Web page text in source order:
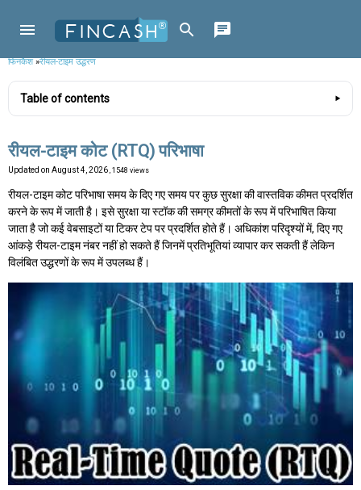
फिनकैश»रीयल-टाइम उद्धरण
Table of contents
रीयल-टाइम कोट (RTQ) परिभाषा
Updated on August 4, 2026 , 1548 views
रीयल-टाइम कोट परिभाषा समय के दिए गए समय पर कुछ सुरक्षा की वास्तविक कीमत प्रदर्शित
करने के रूप में जाती है। इसे सुरक्षा या स्टॉक की समग्र कीमतों के रूप में परिभाषित किया
जाता है जो कई वेबसाइटों या टिकर टेप पर प्रदर्शित होते हैं। अधिकांश परिदृश्यों में, दिए गए
आंकड़े रीयल-टाइम नंबर नहीं हो सकते हैं जिनमें प्रतिभूतियां व्यापार कर सकती हैं लेकिन
विलंबित उद्धरणों के रूप में उपलब्ध हैं।